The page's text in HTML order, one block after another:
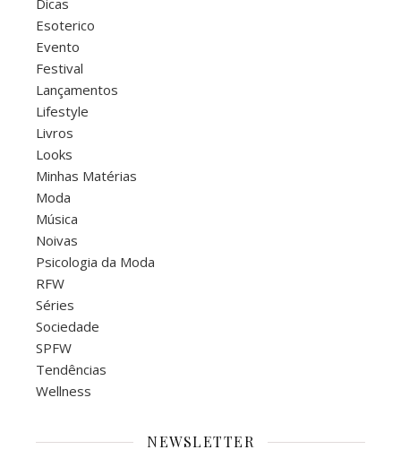
Dicas
Esoterico
Evento
Festival
Lançamentos
Lifestyle
Livros
Looks
Minhas Matérias
Moda
Música
Noivas
Psicologia da Moda
RFW
Séries
Sociedade
SPFW
Tendências
Wellness
NEWSLETTER